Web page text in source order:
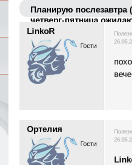
Планирую послезавтра
четверг-пятница
LinkoR
Гости
Ортелия
Гости